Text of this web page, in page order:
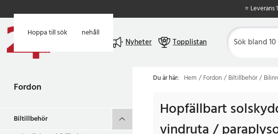
Hoppa till huvudinnehåll
Hoppa till sök
⭐ Leverans
Nyheter Topplistan
Fordon
Biltillbehör
Du är här: Hem Fordon Biltillbehör
Hopfällbart